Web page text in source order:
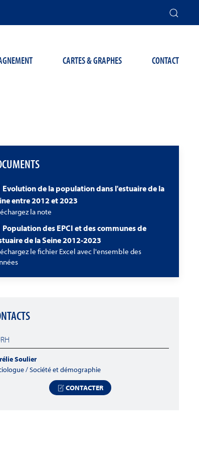
CARTES & GRAPHES CONTACT
Evolution de la population dans l'estuaire de la
entre 2012 et 2023
la note
Population des EPCI et des communes de
de la Seine 2012-2023
le fichier Excel avec l'ensemble des
Soulier
/ Société et démographie
CONTACTER